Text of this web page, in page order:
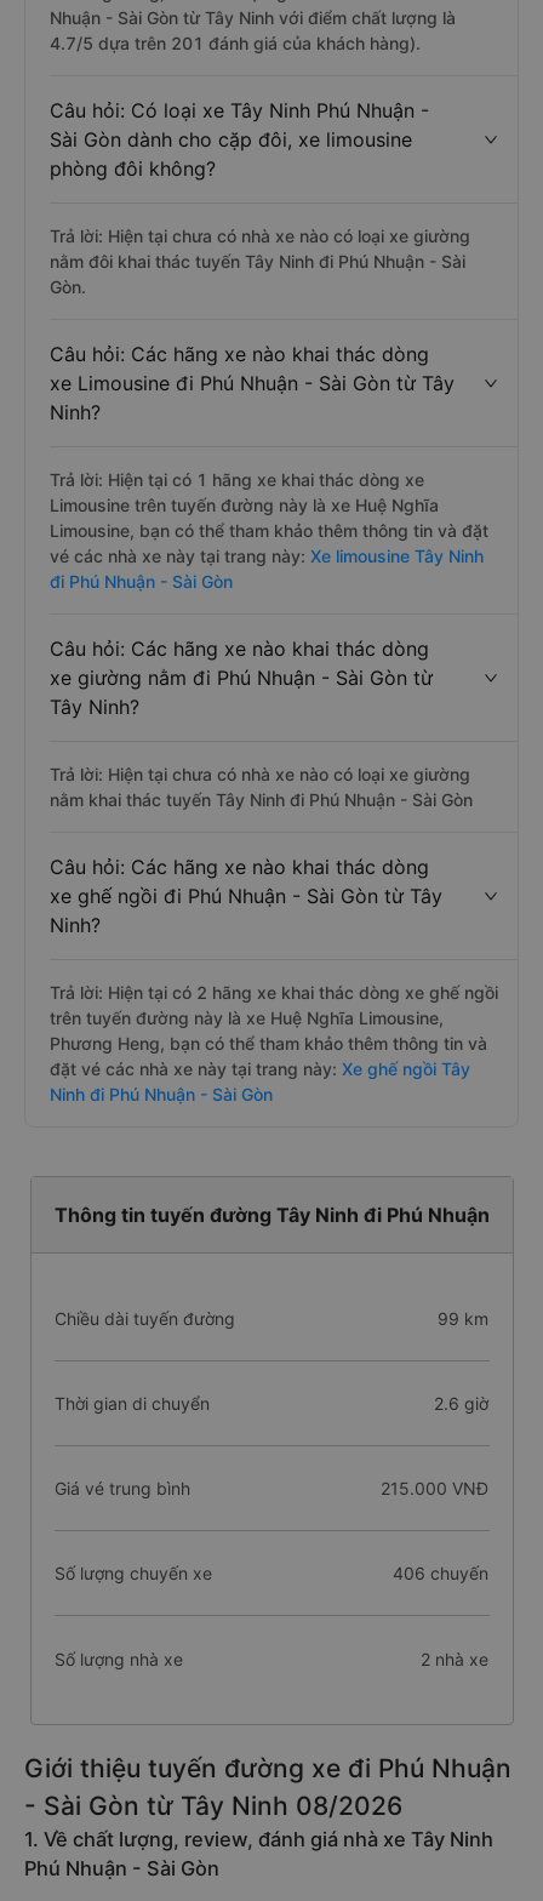
Nhuận - Sài Gòn từ Tây Ninh với điểm chất lượng là
4.7/5 dựa trên 201 đánh giá của khách hàng).
Câu hỏi: Có loại xe Tây Ninh Phú Nhuận -
Sài Gòn dành cho cặp đôi, xe limousine
phòng đôi không?
Trả lời: Hiện tại chưa có nhà xe nào có loại xe giường
nằm đôi khai thác tuyến Tây Ninh đi Phú Nhuận - Sài
Gòn.
Câu hỏi: Các hãng xe nào khai thác dòng
xe Limousine đi Phú Nhuận - Sài Gòn từ Tây
Ninh?
Trả lời: Hiện tại có 1 hãng xe khai thác dòng xe
Limousine trên tuyến đường này là xe Huệ Nghĩa
Limousine, bạn có thể tham khảo thêm thông tin và đặt
vé các nhà xe này tại trang này: Xe limousine Tây Ninh
đi Phú Nhuận - Sài Gòn
Câu hỏi: Các hãng xe nào khai thác dòng
xe giường nằm đi Phú Nhuận - Sài Gòn từ
Tây Ninh?
Trả lời: Hiện tại chưa có nhà xe nào có loại xe giường
nằm khai thác tuyến Tây Ninh đi Phú Nhuận - Sài Gòn
Câu hỏi: Các hãng xe nào khai thác dòng
xe ghế ngồi đi Phú Nhuận - Sài Gòn từ Tây
Ninh?
Trả lời: Hiện tại có 2 hãng xe khai thác dòng xe ghế ngồi
trên tuyến đường này là xe Huệ Nghĩa Limousine,
Phương Heng, bạn có thể tham khảo thêm thông tin và
đặt vé các nhà xe này tại trang này: Xe ghế ngồi Tây
Ninh đi Phú Nhuận - Sài Gòn
Thông tin tuyến đường Tây Ninh đi Phú Nhuận
Chiều dài tuyến đường 99 km
Thời gian di chuyển 2.6 giờ
Giá vé trung bình 215.000 VNĐ
Số lượng chuyến xe 406 chuyến
Số lượng nhà xe 2 nhà xe
Giới thiệu tuyến đường xe đi Phú Nhuận
- Sài Gòn từ Tây Ninh 08/2026
1. Về chất lượng, review, đánh giá nhà xe Tây Ninh
Phú Nhuận - Sài Gòn